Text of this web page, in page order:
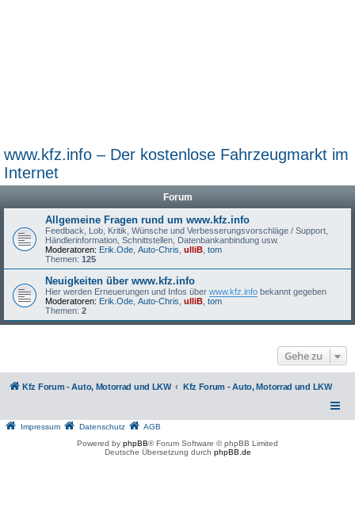
www.kfz.info – Der kostenlose Fahrzeugmarkt im
Internet
Forum
Allgemeine Fragen rund um www.kfz.info
Feedback, Lob, Kritik, Wünsche und Verbesserungsvorschläge / Support,
Händlerinformation, Schnittstellen, Datenbankanbindung usw.
Moderatoren: Erik.Ode Auto-Chris ulliB tom
Themen: 125
Neuigkeiten über www.kfz.info
Hier werden Erneuerungen und Infos über www.kfz.info bekannt gegeben
Moderatoren: Erik.Ode Auto-Chris ulliB tom
Themen: 2
Gehe zu
Kfz Forum - Auto, Motorrad und LKW Kfz Forum - Auto, Motorrad und LKW
Impressum Datenschutz
AGB
Powered by phpBB® Forum Software © phpBB Limited
Deutsche Übersetzung durch phpBB.de